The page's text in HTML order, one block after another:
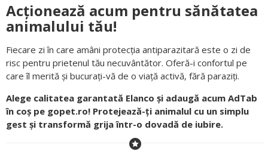
Acționează acum pentru sănătatea
animalului tău!
Fiecare zi în care amâni protecția antiparazitară este o zi de
risc pentru prietenul tău necuvântător. Oferă-i confortul pe
care îl merită și bucurați-vă de o viață activă, fără paraziți.
Alege calitatea garantată Elanco și adaugă acum AdTab
în coș pe gopet.ro! Protejează-ți animalul cu un simplu
gest și transformă grija într-o dovadă de iubire.